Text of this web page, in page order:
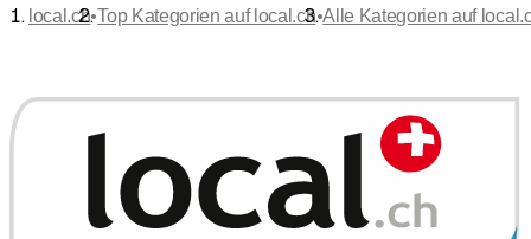
local.ch•Top Kategorien auf local.ch•Alle Kategorien auf